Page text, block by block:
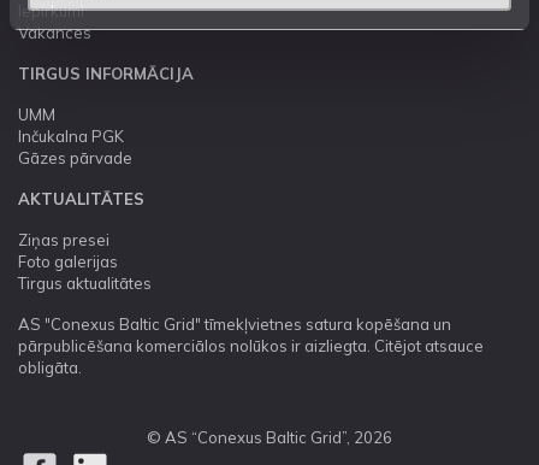
Iepirkumi
Vakances
TIRGUS INFORMĀCIJA
UMM
Inčukalna PGK
Gāzes pārvade
AKTUALITĀTES
Ziņas presei
Foto galerijas
Tirgus aktualitātes
AS "Conexus Baltic Grid" tīmekļvietnes satura kopēšana un
pārpublicēšana komerciālos nolūkos ir aizliegta. Citējot atsauce
obligāta.
© AS “Conexus Baltic Grid”, 2026